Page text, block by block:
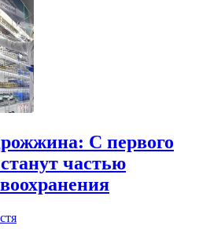
С первого
частью